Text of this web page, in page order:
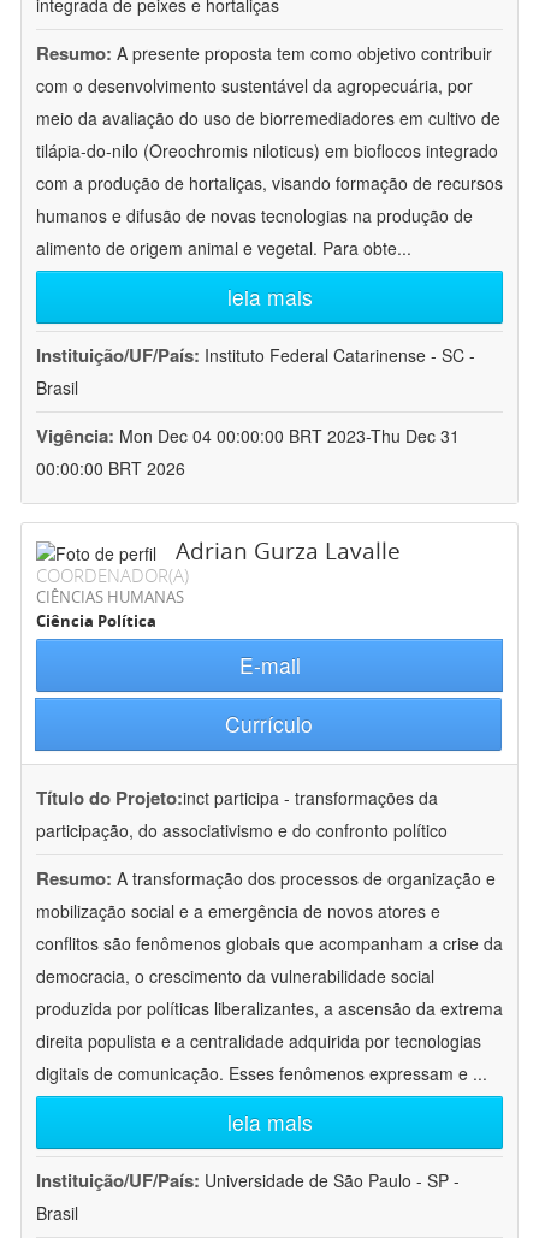
integrada de peixes e hortaliças
Resumo: A presente proposta tem como objetivo contribuir
com o desenvolvimento sustentável da agropecuária, por
meio da avaliação do uso de biorremediadores em cultivo de
tilápia-do-nilo (Oreochromis niloticus) em bioflocos integrado
com a produção de hortaliças, visando formação de recursos
humanos e difusão de novas tecnologias na produção de
alimento de origem animal e vegetal. Para obte...
leia mais
Instituição/UF/País: Instituto Federal Catarinense - SC -
Brasil
Vigência: Mon Dec 04 00:00:00 BRT 2023-Thu Dec 31
00:00:00 BRT 2026
Adrian Gurza Lavalle
COORDENADOR(A)
CIÊNCIAS HUMANAS
Ciência Política
E-mail
Currículo
Título do Projeto:inct participa - transformações da
participação, do associativismo e do confronto político
Resumo: A transformação dos processos de organização e
mobilização social e a emergência de novos atores e
conflitos são fenômenos globais que acompanham a crise da
democracia, o crescimento da vulnerabilidade social
produzida por políticas liberalizantes, a ascensão da extrema
direita populista e a centralidade adquirida por tecnologias
digitais de comunicação. Esses fenômenos expressam e ...
leia mais
Instituição/UF/País: Universidade de São Paulo - SP -
Brasil